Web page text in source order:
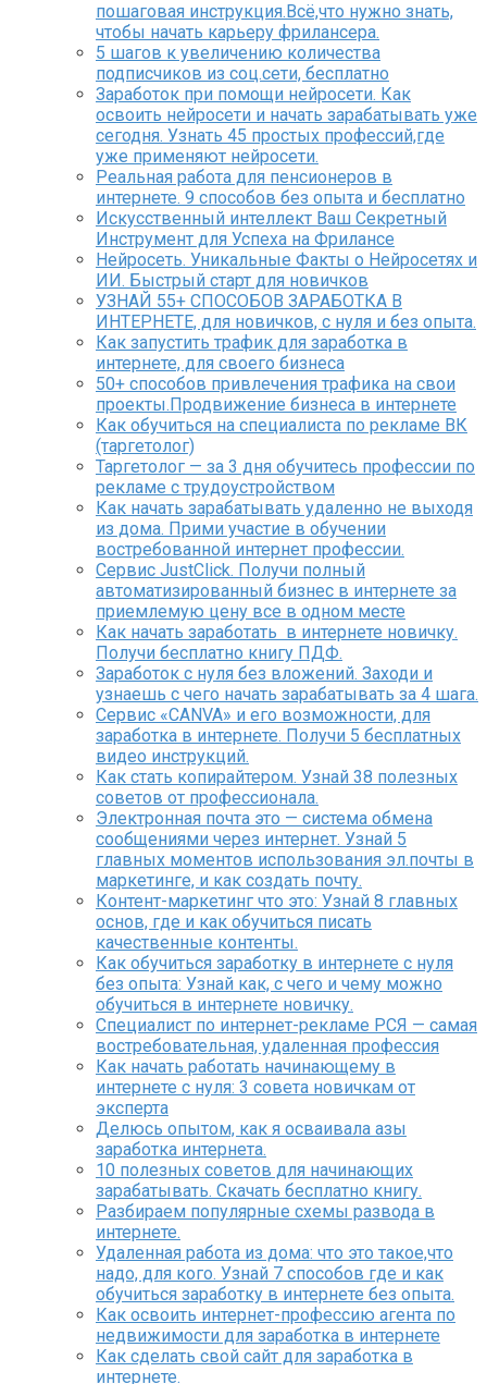
пошаговая инструкция.Всё,что нужно знать,
чтобы начать карьеру фрилансера.
5 шагов к увеличению количества
подписчиков из соц.сети, бесплатно
Заработок при помощи нейросети. Как
освоить нейросети и начать зарабатывать уже
сегодня. Узнать 45 простых профессий,где
уже применяют нейросети.
Реальная работа для пенсионеров в
интернете. 9 способов без опыта и бесплатно
Искусственный интеллект Ваш Секретный
Инструмент для Успеха на Фрилансе
Нейросеть. Уникальные Факты о Нейросетях и
ИИ. Быстрый старт для новичков
УЗНАЙ 55+ СПОСОБОВ ЗАРАБОТКА В
ИНТЕРНЕТЕ, для новичков, с нуля и без опыта.
Как запустить трафик для заработка в
интернете, для своего бизнеса
50+ способов привлечения трафика на свои
проекты.Продвижение бизнеса в интернете
Как обучиться на специалиста по рекламе ВК
(таргетолог)
Таргетолог — за 3 дня обучитесь профессии по
рекламе с трудоустройством
Как начать зарабатывать удаленно не выходя
из дома. Прими участие в обучении
востребованной интернет профессии.
Сервис JustClick. Получи полный
автоматизированный бизнес в интернете за
приемлемую цену все в одном месте
Как начать заработать в интернете новичку.
Получи бесплатно книгу ПДФ.
Заработок с нуля без вложений. Заходи и
узнаешь с чего начать зарабатывать за 4 шага.
Сервис «CANVA» и его возможности, для
заработка в интернете. Получи 5 бесплатных
видео инструкций.
Как стать копирайтером. Узнай 38 полезных
советов от профессионала.
Электронная почта это — система обмена
сообщениями через интернет. Узнай 5
главных моментов использования эл.почты в
маркетинге, и как создать почту.
Контент-маркетинг что это: Узнай 8 главных
основ, где и как обучиться писать
качественные контенты.
Как обучиться заработку в интернете с нуля
без опыта: Узнай как, с чего и чему можно
обучиться в интернете новичку.
Специалист по интернет-рекламе РСЯ — самая
востребовательная, удаленная профессия
Как начать работать начинающему в
интернете с нуля: 3 совета новичкам от
эксперта
Делюсь опытом, как я осваивала азы
заработка интернета.
10 полезных советов для начинающих
зарабатывать. Скачать бесплатно книгу.
Разбираем популярные схемы развода в
интернете.
Удаленная работа из дома: что это такое,что
надо, для кого. Узнай 7 способов где и как
обучиться заработку в интернете без опыта.
Как освоить интернет-профессию агента по
недвижимости для заработка в интернете
Как сделать свой сайт для заработка в
интернете.